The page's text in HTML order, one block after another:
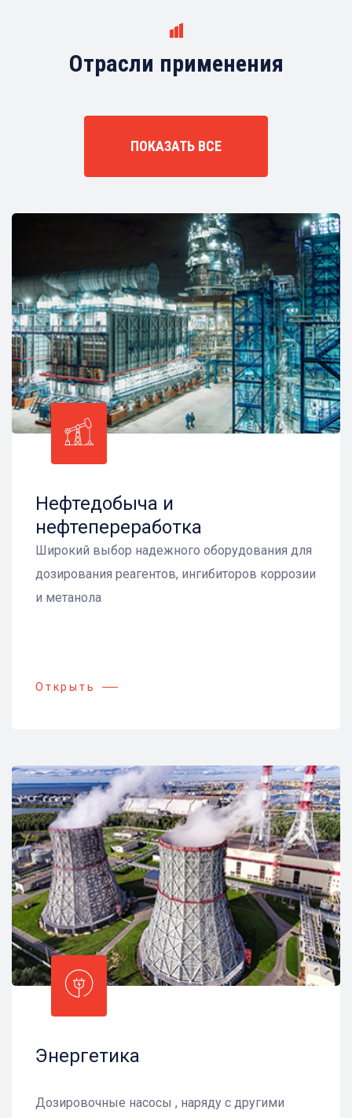
Отрасли применения
ПОКАЗАТЬ ВСЕ
Нефтедобыча и
нефтепереработка
Широкий выбор надежного оборудования для
дозирования реагентов, ингибиторов коррозии
и метанола
Открыть
Энергетика
Дозировочные насосы , наряду с другими